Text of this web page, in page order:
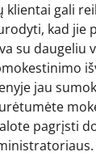
klientai gali
kad jie
su daugeliu
jau
pagrįsti